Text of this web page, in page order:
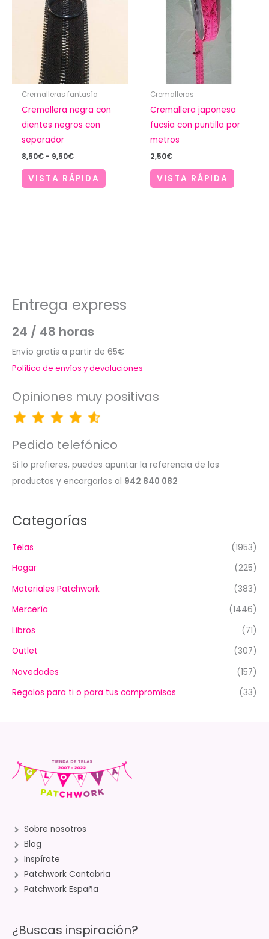
Cremalleras fantasía
Cremallera negra con
dientes negros con
separador
8,50€ - 9,50€Rango
precios:
desde
VISTA RÁPIDA
Cremalleras
Cremallera japonesa
fucsia con puntilla por
metros
2,50€
VISTA RÁPIDA
Entrega express
24 / 48 horas
Envío gratis a partir de 65€
Política de envíos y devoluciones
Opiniones muy positivas
Pedido telefónico
Si lo prefieres, puedes apuntar la referencia de los
productos y encargarlos al 942 840 082
Categorías
Telas
(1953)
Hogar
(225)
Materiales Patchwork
(383)
Mercería
(1446)
Libros
(71)
Outlet
(307)
Novedades
(157)
Regalos para ti o para tus compromisos
(33)
Sobre nosotros
Blog
Inspírate
Patchwork Cantabria
Patchwork España
¿Buscas inspiración?